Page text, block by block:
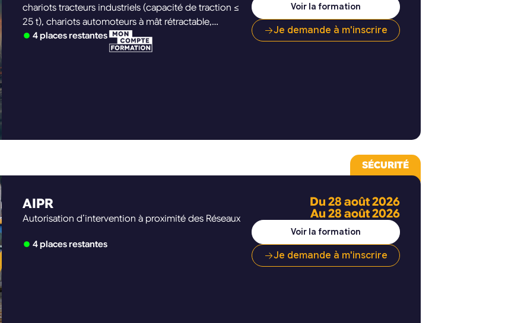
chariots tracteurs industriels (capacité de traction ≤
25 t), chariots automoteurs à mât rétractable,
gerbeurs à conducteur porté (levée > 1,2m), chariots
automoteurs frontaux en porte-à-faux (capacité
4 places restantes
Voir la formation
Je demande à m'inscrire
SÉCURITÉ
AIPR
Autorisation d’intervention à proximité des Réseaux
4 places restantes
Du 28 août 2026
Au 28 août 2026
Voir la formation
Je demande à m'inscrire